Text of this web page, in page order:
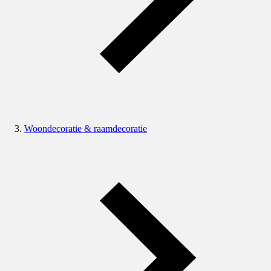
Woondecoratie & raamdecoratie